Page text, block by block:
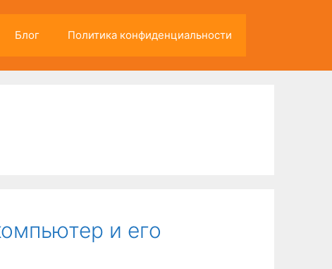
Блог Политика конфиденциальности
и его